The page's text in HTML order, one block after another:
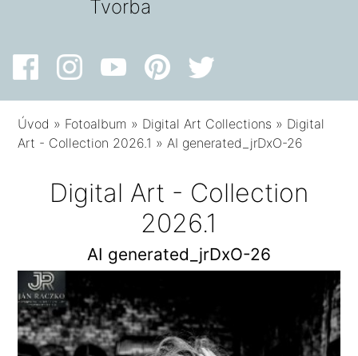
Tvorba
Úvod » Fotoalbum » Digital Art Collections » Digital
Art - Collection 2026.1 »AI generated_jrDxO-26
Digital Art - Collection
2026.1
AI generated_jrDxO-26